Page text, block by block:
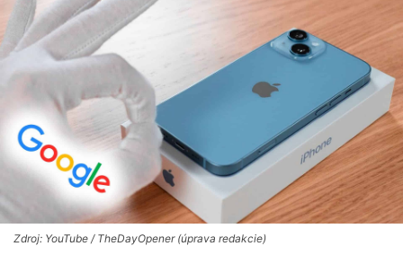
Zdroj: YouTube / TheDayOpener (úprava redakcie)